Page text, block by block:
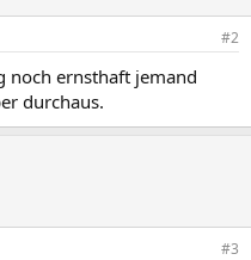
#2
noch ernsthaft jemand
durchaus.
#3